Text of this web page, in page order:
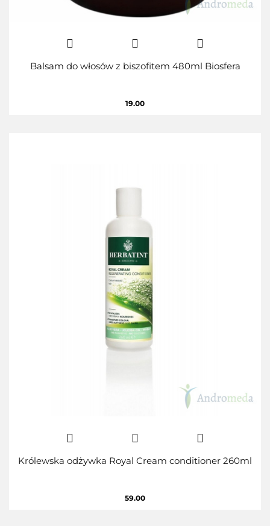
Balsam do włosów z biszofitem 480ml Biosfera
19.00
Królewska odżywka Royal Cream conditioner 260ml
59.00